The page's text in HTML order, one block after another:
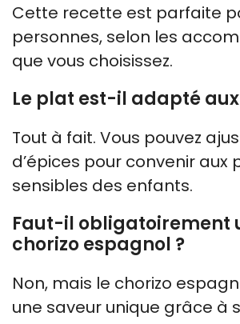
Cette recette est parfaite
personnes, selon les
que vous choisissez.
Le plat est-il adapté
Tout à fait. Vous pouvez
d’épices pour convenir aux
sensibles des enfants.
Faut-il obligatoirement
chorizo espagnol ?
Non, mais le chorizo
une saveur unique grâce à